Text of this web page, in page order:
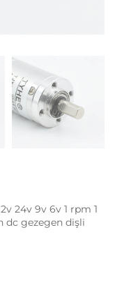
24v 9v 6v 1 rpm 1
dc gezegen dişli